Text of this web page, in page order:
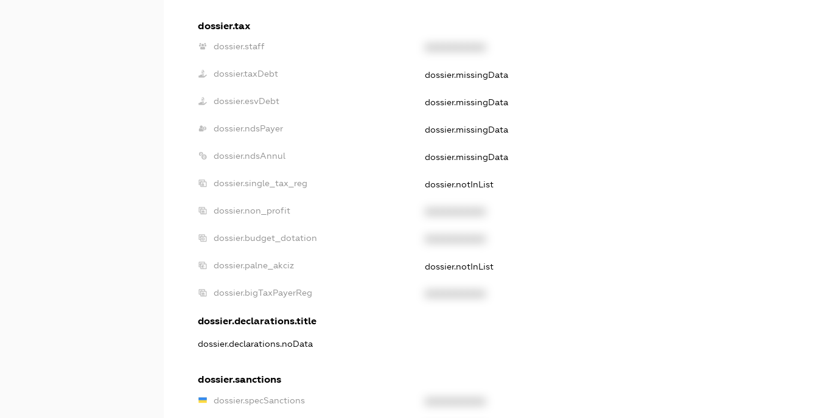
dossier.tax
dossier.staff
dossier.taxDebt dossier.missingData
dossier.esvDebt dossier.missingData
dossier.ndsPayer dossier.missingData
dossier.ndsAnnul dossier.missingData
dossier.single_tax_reg dossier.notInList
dossier.non_profit
dossier.budget_dotation
dossier.palne_akciz dossier.notInList
dossier.bigTaxPayerReg
dossier.declarations.title
dossier.declarations.noData
dossier.sanctions
dossier.specSanctions